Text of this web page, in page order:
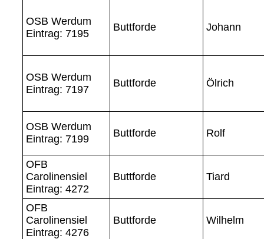
OSB Werdum
Eintrag: 7195
Buttforde Johann
OSB Werdum
Eintrag: 7197
Buttforde Ölrich
OSB Werdum
Eintrag: 7199
Buttforde Rolf
OFB
Carolinensiel
Eintrag: 4272
Buttforde Tiard
OFB
Carolinensiel
Eintrag: 4276
Buttforde Wilhelm